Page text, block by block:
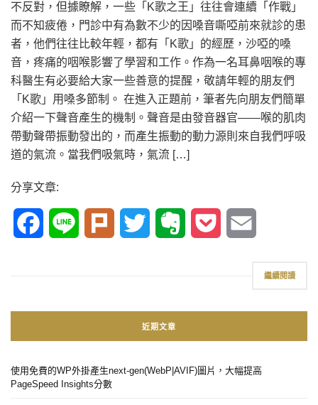
不反對，但據瞭解，一些「K歌之王」往往會連續「作戰」
而不知疲倦，門診中有為數不少的因嗓音嘶啞前來就診的患
者，他們往往比較年輕，都有「K歌」的經歷，沙啞的嗓
音，疼痛的咽喉影響了學習和工作。作為一名耳鼻咽喉的專
科醫生有必要給大家一些善意的提醒，敬請年輕的朋友們
「K歌」用嗓多節制。 在進入正題前，筆者先向朋友們簡單
介紹一下聲音產生的機制。聲音是由發音器官——喉的肌肉
帶動聲帶振動發出的，而產生振動的動力源則來自我們呼吸
道的氣流。當我們吸氣時，氣流 […]
分享文章:
FacebookLine Plurk Twitter EvernotePocket
繼續閱讀
近期文章
使用免費的WP外掛產生next-gen(WebP|AVIF)圖片，大幅提高
PageSpeed Insights分數